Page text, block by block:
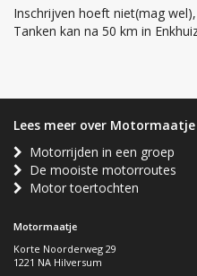
Inschrijven hoeft niet(mag
Tanken kan na 50 km in
Lees meer over Motormaatje
Motorrijden in een groep
De mooiste motorroutes
Motor toertochten
Motormaatje
Korte Noorderweg 29
1221 NA Hilversum